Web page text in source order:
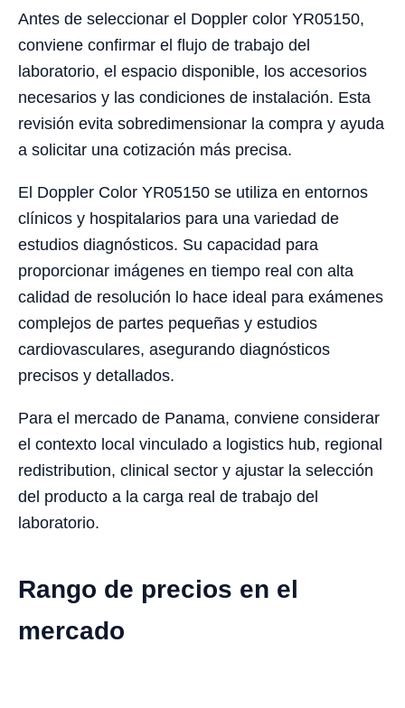
Antes de seleccionar el Doppler color YR05150,
conviene confirmar el flujo de trabajo del
laboratorio, el espacio disponible, los accesorios
necesarios y las condiciones de instalación. Esta
revisión evita sobredimensionar la compra y ayuda
a solicitar una cotización más precisa.
El Doppler Color YR05150 se utiliza en entornos
clínicos y hospitalarios para una variedad de
estudios diagnósticos. Su capacidad para
proporcionar imágenes en tiempo real con alta
calidad de resolución lo hace ideal para exámenes
complejos de partes pequeñas y estudios
cardiovasculares, asegurando diagnósticos
precisos y detallados.
Para el mercado de Panama, conviene considerar
el contexto local vinculado a logistics hub, regional
redistribution, clinical sector y ajustar la selección
del producto a la carga real de trabajo del
laboratorio.
Rango de precios en el
mercado